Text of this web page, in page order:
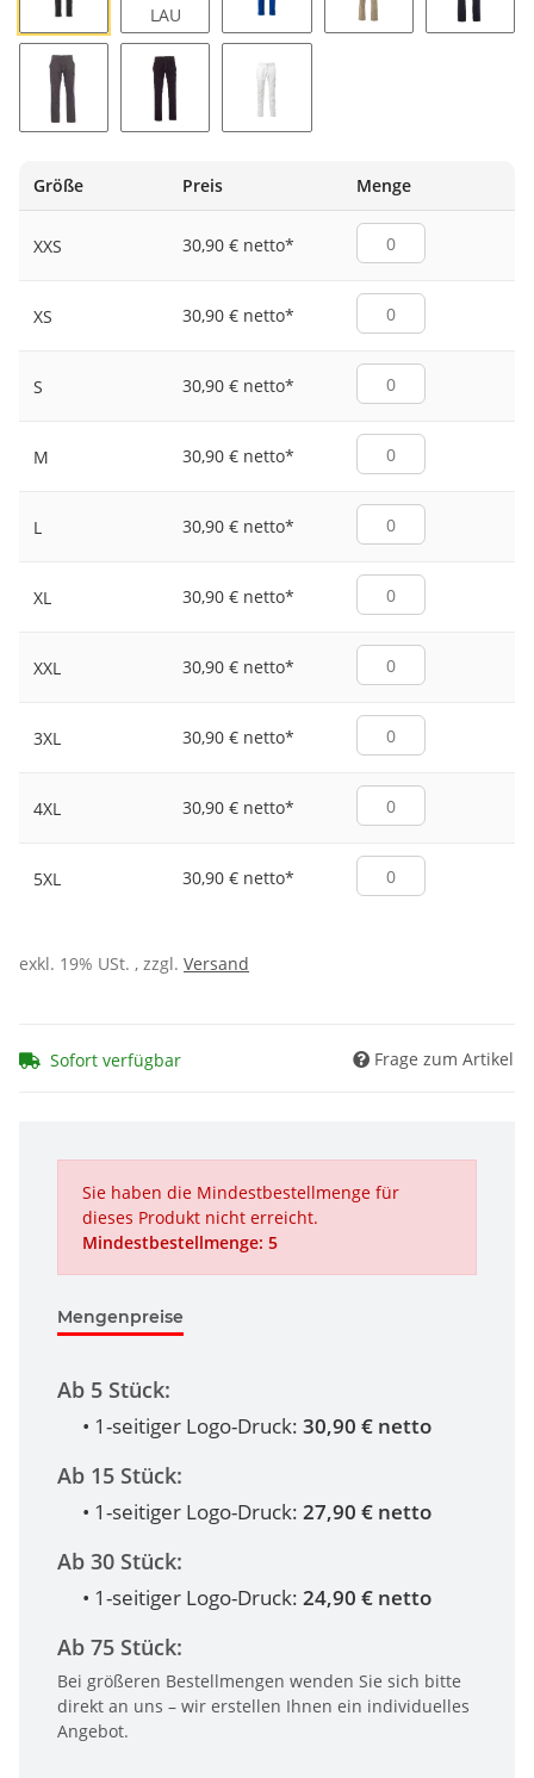
ANTHRAZIT GANZ MARINEBLAUKÖNIGSBLAU
Größe
Preis Menge
XXS 30,90 € netto*
XS 30,90 € netto*
S 30,90 € netto*
M 30,90 € netto*
L 30,90 € netto*
XL 30,90 € netto*
XXL 30,90 € netto*
3XL 30,90 € netto*
4XL 30,90 € netto*
5XL 30,90 € netto*
exkl. 19% USt. , zzgl. Versand
Sofort verfügbar Frage zum Artikel
Sie haben die Mindestbestellmenge für
dieses Produkt nicht erreicht.
Mindestbestellmenge: 5
Mengenpreise
Ab 5 Stück:
• 1-seitiger Logo-Druck: 30,90 € netto
Ab 15 Stück:
• 1-seitiger Logo-Druck: 27,90 € netto
Ab 30 Stück:
• 1-seitiger Logo-Druck: 24,90 € netto
Ab 75 Stück:
Bei größeren Bestellmengen wenden Sie sich bitte
direkt an uns – wir erstellen Ihnen ein individuelles
Angebot.